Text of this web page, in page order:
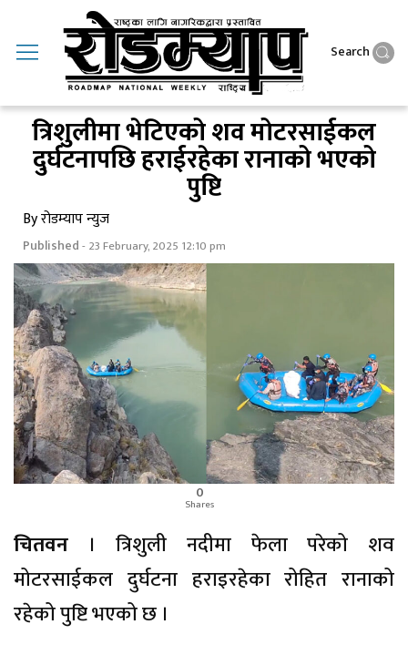
Search
त्रिशुलीमा भेटिएको शव मोटरसाईकल
दुर्घटनापछि हराईरहेका रानाको भएको
पुष्टि
By रोडम्याप न्युज
Published- 23 February, 2025 12:10 pm
0
Shares
चितवन । त्रिशुली नदीमा फेला परेको शव
मोटरसाईकल दुर्घटना हराइरहेका रोहित रानाको
रहेको पुष्टि भएको छ ।